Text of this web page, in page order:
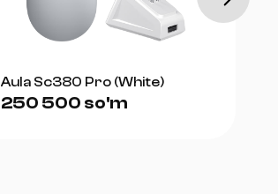
Aula Sc380 Pro (White)
250 500 so'm